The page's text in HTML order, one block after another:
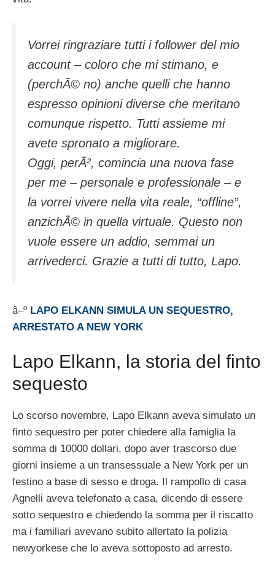
Vorrei ringraziare tutti i follower del mio
account – coloro che mi stimano, e
(perchÃ© no) anche quelli che hanno
espresso opinioni diverse che meritano
comunque rispetto. Tutti assieme mi
avete spronato a migliorare.
Oggi, perÃ², comincia una nuova fase
per me – personale e professionale – e
la vorrei vivere nella vita reale, “offline”,
anzichÃ© in quella virtuale. Questo non
vuole essere un addio, semmai un
arrivederci. Grazie a tutti di tutto, Lapo.
â–º LAPO ELKANN SIMULA UN SEQUESTRO,
ARRESTATO A NEW YORK
Lapo Elkann, la storia del finto
sequesto
Lo scorso novembre, Lapo Elkann aveva simulato un
finto sequestro per poter chiedere alla famiglia la
somma di 10000 dollari, dopo aver trascorso due
giorni insieme a un transessuale a New York per un
festino a base di sesso e droga. Il rampollo di casa
Agnelli aveva telefonato a casa, dicendo di essere
sotto sequestro e chiedendo la somma per il riscatto
ma i familiari avevano subito allertato la polizia
newyorkese che lo aveva sottoposto ad arresto.